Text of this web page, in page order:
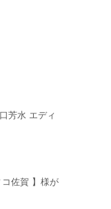
芳水 エディ
佐賀 】様が